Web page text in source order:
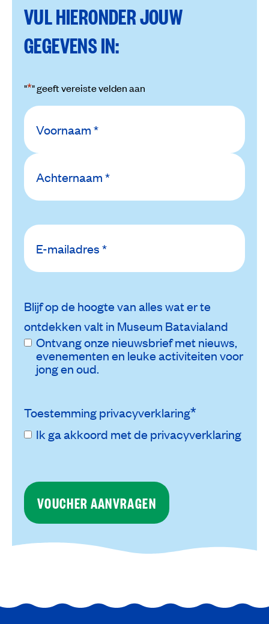
VUL HIERONDER JOUW
GEGEVENS IN:
"*" geeft vereiste velden aan
Naam
E-
mailadres*
Blijf op de hoogte van alles wat er te
ontdekken valt in Museum Batavialand
Ontvang onze nieuwsbrief met nieuws,
evenementen en leuke activiteiten voor
jong en oud.
Toestemming privacyverklaring*
Ik ga akkoord met de privacyverklaring